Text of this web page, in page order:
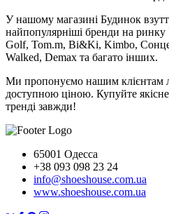
У нашому магазині Будинок
найпопулярніші бренди на
Golf, Tom.m, Bi&Ki, Kimbo,
Walked, Demax та багато інших.
Ми пропонуємо нашим клієнтам
доступною ціною. Купуйте якісне
тренді завжди!
65001 Одесса
+38 093 098 23 24
info@shoeshouse.com.ua
www.shoeshouse.com.ua